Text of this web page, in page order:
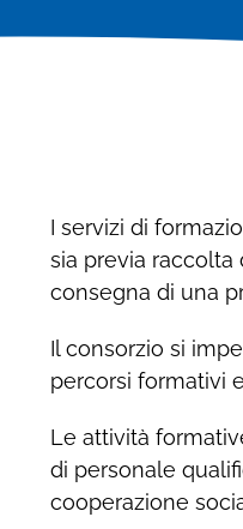
I servizi di
sia previa raccolta
consegna di una
Il consorzio si
percorsi formativi
Le attività
di personale
cooperazione